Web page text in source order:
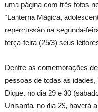
uma página com três fotos
“Lanterna Mágica,
repercussão na segunda-
terça-feira (25/3) seus
Dentre as comemorações
pessoas de todas as
Dique, no dia 29 e 30
Unisanta, no dia 29, haverá